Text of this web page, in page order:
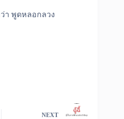
า พูดหลอกลวง
NEXT